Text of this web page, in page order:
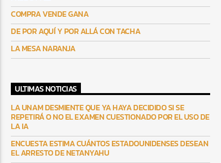
COMPRA VENDE GANA
DE POR AQUÍ Y POR ALLÁ CON TACHA
LA MESA NARANJA
ULTIMAS NOTICIAS
LA UNAM DESMIENTE QUE YA HAYA DECIDIDO SI SE
REPETIRÁ O NO EL EXAMEN CUESTIONADO POR EL USO DE
LA IA
ENCUESTA ESTIMA CUÁNTOS ESTADOUNIDENSES DESEAN
EL ARRESTO DE NETANYAHU